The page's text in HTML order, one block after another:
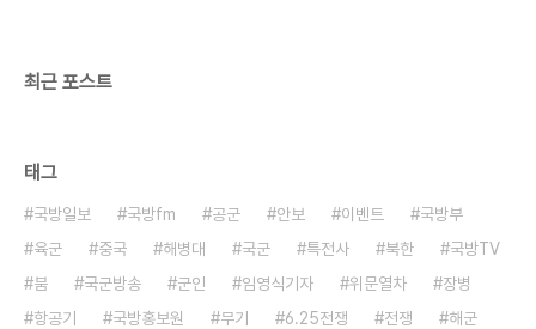
최근 포스트
태그
국방일보 국방fm 공군 안보 이벤트
국방부
육군
중국 해병대 국군 특전사 북한
국방TV
붐
국군방송 군인 임영식기자 위문열차
장병
항공기
국방홍보원 무기 6.25전쟁 전쟁
해군